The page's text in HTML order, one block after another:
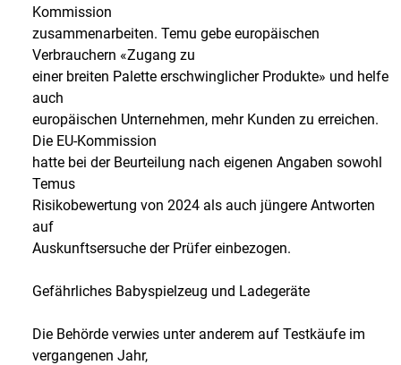
Kommission
zusammenarbeiten. Temu gebe europäischen
Verbrauchern «Zugang zu
einer breiten Palette erschwinglicher Produkte» und helfe
auch
europäischen Unternehmen, mehr Kunden zu erreichen.
Die EU-Kommission
hatte bei der Beurteilung nach eigenen Angaben sowohl
Temus
Risikobewertung von 2024 als auch jüngere Antworten
auf
Auskunftsersuche der Prüfer einbezogen.
Gefährliches Babyspielzeug und Ladegeräte
Die Behörde verwies unter anderem auf Testkäufe im
vergangenen Jahr,